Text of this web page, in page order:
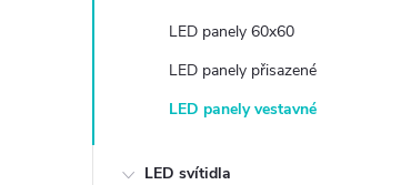
LED panely 60x60
LED panely přisazené
LED panely vestavné
LED svítidla